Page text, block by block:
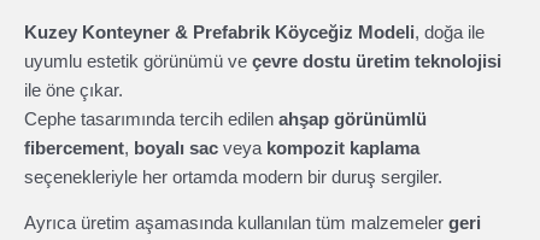
Kuzey Konteyner & Prefabrik Köyceğiz Modeli, doğa ile
uyumlu estetik görünümü ve çevre dostu üretim teknolojisi
ile öne çıkar.
Cephe tasarımında tercih edilen ahşap görünümlü
fibercement, boyalı sac veya kompozit kaplama
seçenekleriyle her ortamda modern bir duruş sergiler.
Ayrıca üretim aşamasında kullanılan tüm malzemeler geri